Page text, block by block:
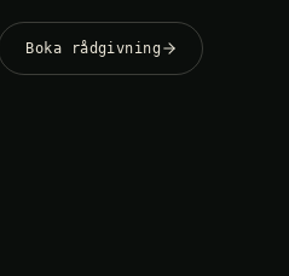
Boka rådgivning